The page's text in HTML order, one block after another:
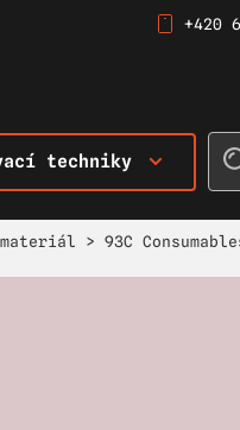
+420
techniky
> 93C